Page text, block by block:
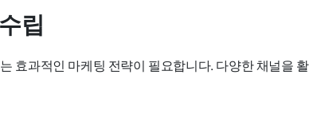
립
효과적인 마케팅 전략이 필요합니다. 다양한 채널을